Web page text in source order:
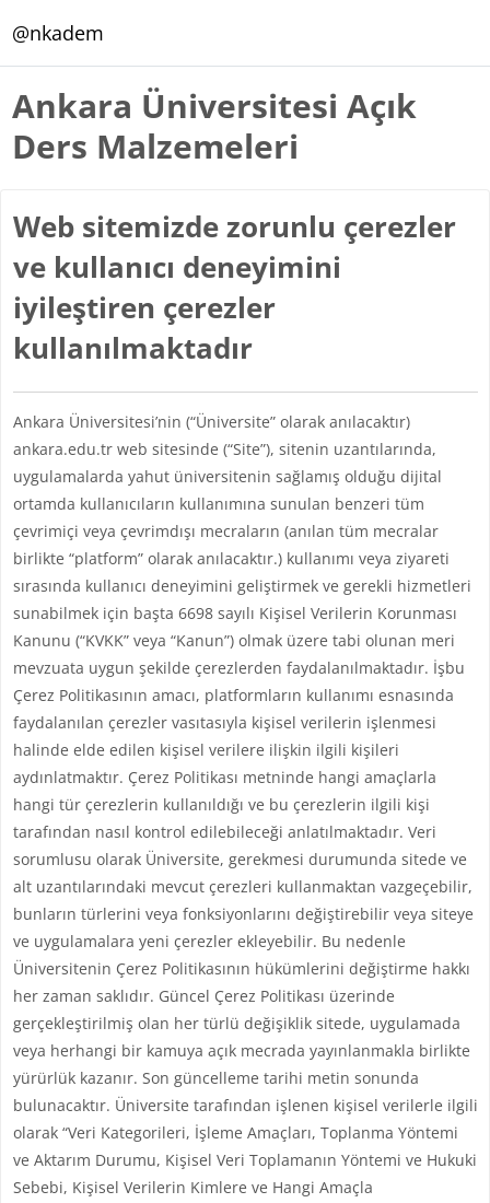
@nkadem
Ankara Üniversitesi Açık
Ders Malzemeleri
Web sitemizde zorunlu çerezler
ve kullanıcı deneyimini
iyileştiren çerezler
kullanılmaktadır
Ankara Üniversitesi’nin (“Üniversite” olarak anılacaktır)
ankara.edu.tr web sitesinde (“Site”), sitenin uzantılarında,
uygulamalarda yahut üniversitenin sağlamış olduğu dijital
ortamda kullanıcıların kullanımına sunulan benzeri tüm
çevrimiçi veya çevrimdışı mecraların (anılan tüm mecralar
birlikte “platform” olarak anılacaktır.) kullanımı veya ziyareti
sırasında kullanıcı deneyimini geliştirmek ve gerekli hizmetleri
sunabilmek için başta 6698 sayılı Kişisel Verilerin Korunması
Kanunu (“KVKK” veya “Kanun”) olmak üzere tabi olunan meri
mevzuata uygun şekilde çerezlerden faydalanılmaktadır. İşbu
Çerez Politikasının amacı, platformların kullanımı esnasında
faydalanılan çerezler vasıtasıyla kişisel verilerin işlenmesi
halinde elde edilen kişisel verilere ilişkin ilgili kişileri
aydınlatmaktır. Çerez Politikası metninde hangi amaçlarla
hangi tür çerezlerin kullanıldığı ve bu çerezlerin ilgili kişi
tarafından nasıl kontrol edilebileceği anlatılmaktadır. Veri
sorumlusu olarak Üniversite, gerekmesi durumunda sitede ve
alt uzantılarındaki mevcut çerezleri kullanmaktan vazgeçebilir,
bunların türlerini veya fonksiyonlarını değiştirebilir veya siteye
ve uygulamalara yeni çerezler ekleyebilir. Bu nedenle
Üniversitenin Çerez Politikasının hükümlerini değiştirme hakkı
her zaman saklıdır. Güncel Çerez Politikası üzerinde
gerçekleştirilmiş olan her türlü değişiklik sitede, uygulamada
veya herhangi bir kamuya açık mecrada yayınlanmakla birlikte
yürürlük kazanır. Son güncelleme tarihi metin sonunda
bulunacaktır. Üniversite tarafından işlenen kişisel verilerle ilgili
olarak “Veri Kategorileri, İşleme Amaçları, Toplanma Yöntemi
ve Aktarım Durumu, Kişisel Veri Toplamanın Yöntemi ve Hukuki
Sebebi, Kişisel Verilerin Kimlere ve Hangi Amaçla